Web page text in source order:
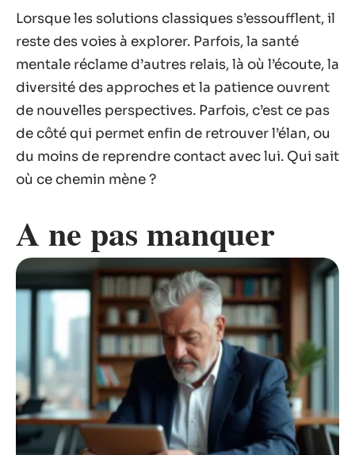
Lorsque les solutions classiques s’essoufflent, il
reste des voies à explorer. Parfois, la santé
mentale réclame d’autres relais, là où l’écoute, la
diversité des approches et la patience ouvrent
de nouvelles perspectives. Parfois, c’est ce pas
de côté qui permet enfin de retrouver l’élan, ou
du moins de reprendre contact avec lui. Qui sait
où ce chemin mène ?
A ne pas manquer